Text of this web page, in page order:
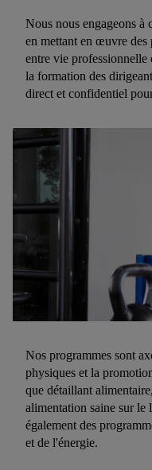
Nous nous engageons à
en mettant en œuvre
entre vie professionnelle
la formation des
direct et confidentiel
Nos programmes sont
physiques et la
que détaillant
alimentation saine sur le
également des
et de l'énergie.